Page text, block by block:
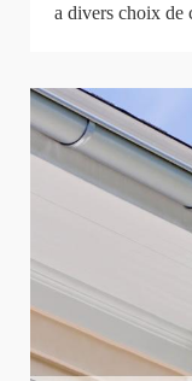
a divers choix de